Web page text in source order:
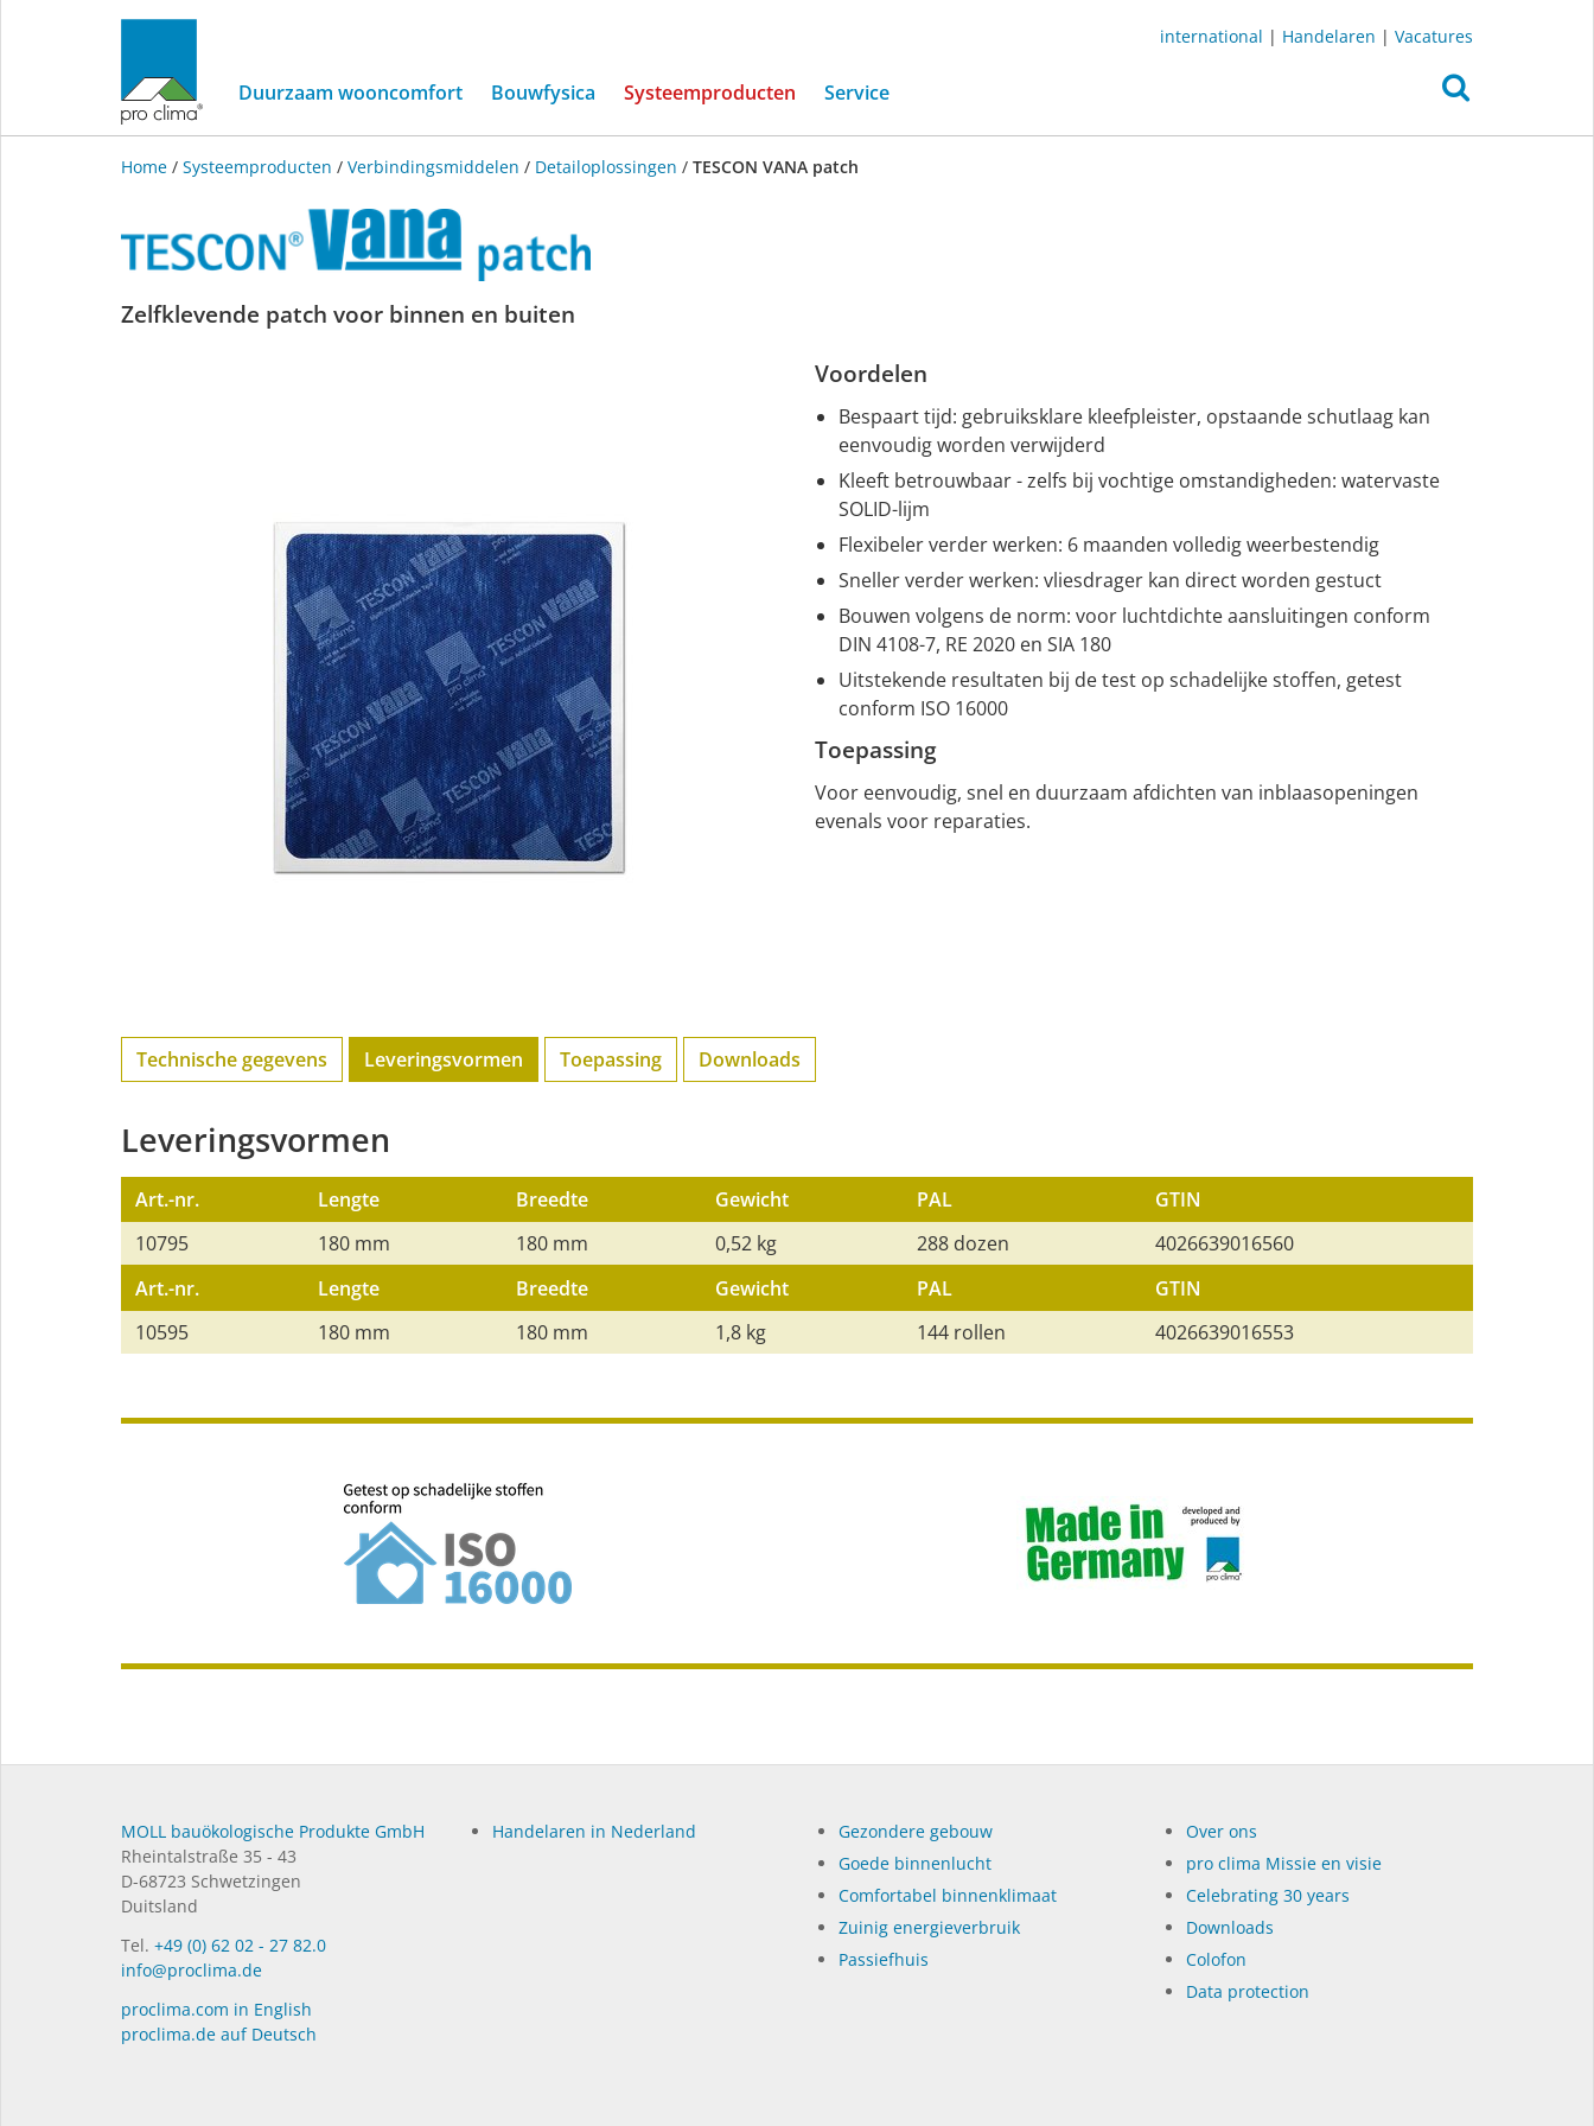
international | Handelaren | Vacatures
Duurzaam wooncomfort Bouwfysica Systeemproducten (current)
Service
Home / Systeemproducten / Verbindingsmiddelen / Detailoplossingen / TESCON VANA patch
TECON
Zelfklevende patch voor binnen en buiten
Voordelen
Bespaart tijd: gebruiksklare kleefpleister, opstaande schutlaag kan
eenvoudig worden verwijderd
Kleeft betrouwbaar - zelfs bij vochtige omstandigheden: watervaste
SOLID-lijm
Flexibeler verder werken: 6 maanden volledig weerbestendig
Sneller verder werken: vliesdrager kan direct worden gestuct
Bouwen volgens de norm: voor luchtdichte aansluitingen conform
DIN 4108-7, RE 2020 en SIA 180
Uitstekende resultaten bij de test op schadelijke stoffen, getest
conform ISO 16000
Toepassing
Voor eenvoudig, snel en duurzaam afdichten van inblaasopeningen
evenals voor reparaties.
Technische gegevens Leveringsvormen Toepassing Downloads
Leveringsvormen
Art.-nr. Lengte Breedte Gewicht PAL
GTIN
10795
180 mm 180 mm 0,52 kg 288 dozen
4026639016560
Art.-nr.
Lengte Breedte Gewicht PAL
GTIN
10595
180 mm 180 mm 1,8 kg 144 rollen 4026639016553
MOLL bauökologische Produkte GmbH
Rheintalstraße 35 - 43
D-68723 Schwetzingen
Duitsland
Tel. +49 (0) 62 02 - 27 82.0
info@proclima.de
proclima.com in English
proclima.de auf Deutsch
Handelaren in Nederland
Gezondere gebouw
Goede binnenlucht
Comfortabel binnenklimaat
Zuinig energieverbruik
Passiefhuis
Over ons
pro clima Missie en visie
Celebrating 30 years
Dow­n­loads
Colofon
Data protection